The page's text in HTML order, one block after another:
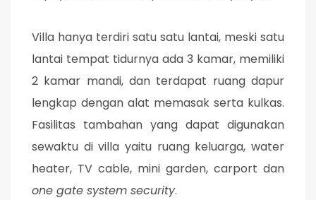
Villa hanya terdiri satu satu lantai, meski satu
lantai tempat tidurnya ada 3 kamar, memiliki
2 kamar mandi, dan terdapat ruang dapur
lengkap dengan alat memasak serta kulkas.
Fasilitas tambahan yang dapat digunakan
sewaktu di villa yaitu ruang keluarga, water
heater, TV cable, mini garden, carport dan
one gate system security.